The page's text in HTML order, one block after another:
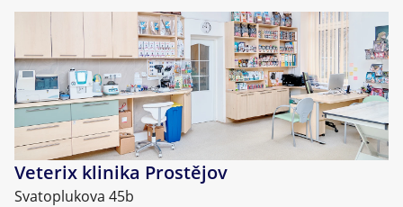
Veterix klinika Prostějov
Svatoplukova 45b